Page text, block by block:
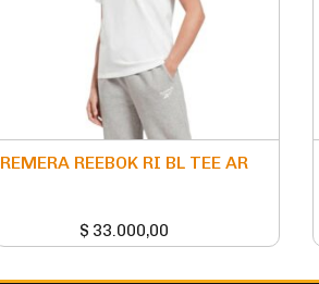
REMERA REEBOK RI BL TEE AR
$ 33.000,00